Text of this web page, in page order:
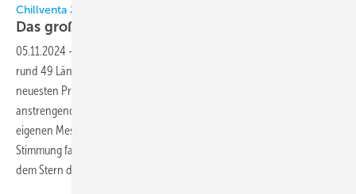
Chillventa 2024
Das große
05.11.2024 -
rund 49 Ländern den 32.796 Messebesuchern aus aller Welt ihre
neuesten Produkte und Dienstleistungen. Voll und laut war es. Und
anstrengend. Aber wieder einmal so richtig klasse. Auf unserem
eigenen Messestand und auch auf den anderen Ständen war die
Stimmung fantastisch. Unser KK- und KältenKlub-Stand stand unter
dem Stern des